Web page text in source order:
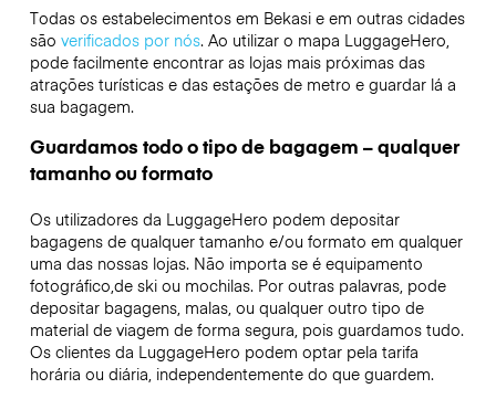
Todas os estabelecimentos em Bekasi e em outras cidades
são verificados por nós. Ao utilizar o mapa LuggageHero,
pode facilmente encontrar as lojas mais próximas das
atrações turísticas e das estações de metro e guardar lá a
sua bagagem.
Guardamos todo o tipo de bagagem – qualquer
tamanho ou formato
Os utilizadores da LuggageHero podem depositar
bagagens de qualquer tamanho e/ou formato em qualquer
uma das nossas lojas. Não importa se é equipamento
fotográfico,de ski ou mochilas. Por outras palavras, pode
depositar bagagens, malas, ou qualquer outro tipo de
material de viagem de forma segura, pois guardamos tudo.
Os clientes da LuggageHero podem optar pela tarifa
horária ou diária, independentemente do que guardem.